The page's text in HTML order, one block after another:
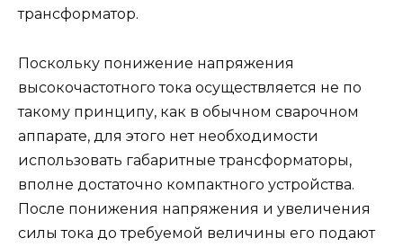
трансформатор.
Поскольку понижение напряжения
высокочастотного тока осуществляется не по
такому принципу, как в обычном сварочном
аппарате, для этого нет необходимости
использовать габаритные трансформаторы,
вполне достаточно компактного устройства.
После понижения напряжения и увеличения
силы тока до требуемой величины его подают